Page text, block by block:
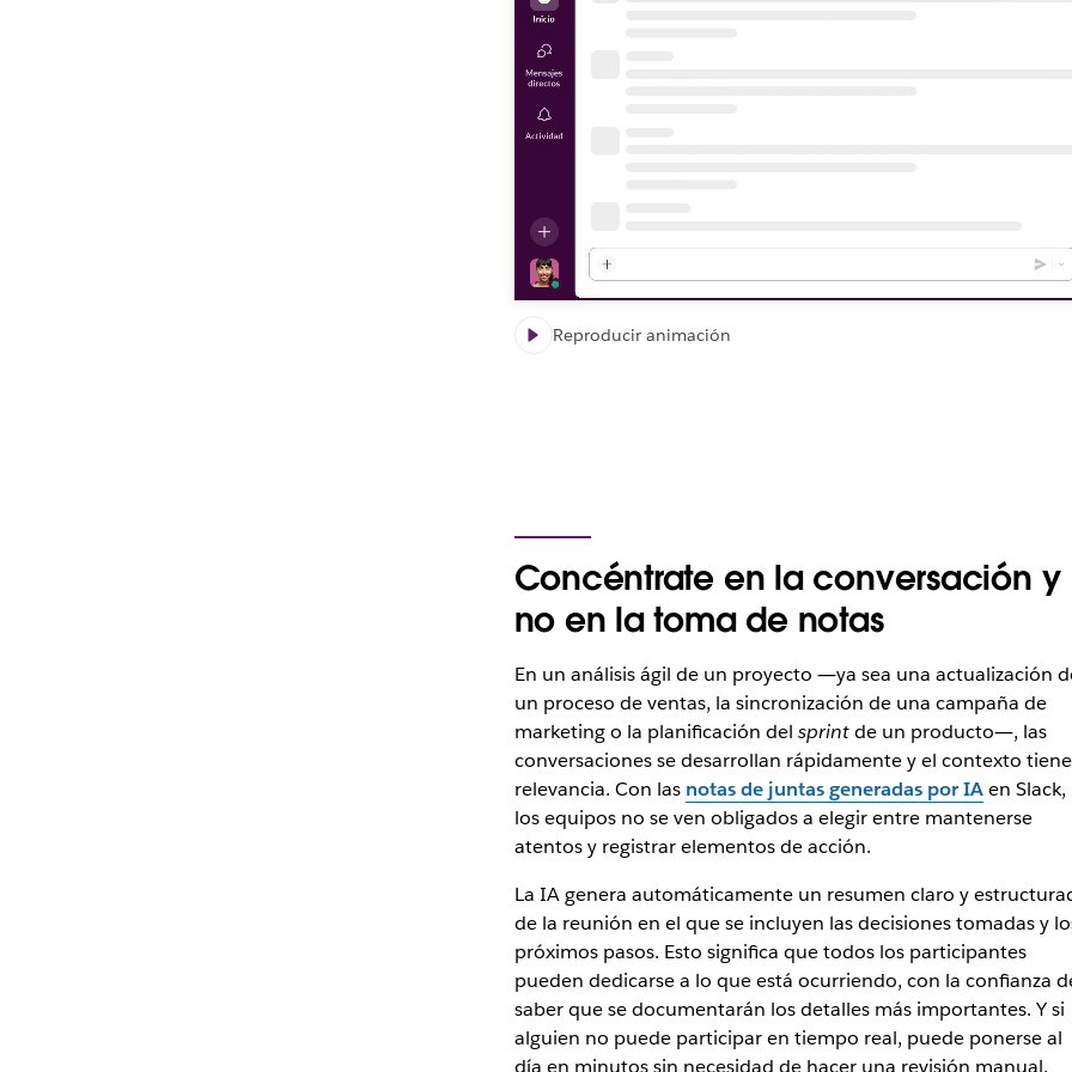
Reproducir animación
Concéntrate en la conversación y
no en la toma de notas
En un análisis ágil de un proyecto ―ya sea una actualización
un proceso de ventas, la sincronización de una campaña de
marketing o la planificación del sprintde un producto―, las
conversaciones se desarrollan rápidamente y el contexto tiene
relevancia. Con las notas de juntas generadas por IAen Slack,
los equipos no se ven obligados a elegir entre mantenerse
atentos y registrar elementos de acción.
La IA genera automáticamente un resumen claro y
de la reunión en el que se incluyen las decisiones tomadas y
próximos pasos. Esto significa que todos los participantes
pueden dedicarse a lo que está ocurriendo, con la confianza
saber que se documentarán los detalles más importantes. Y si
alguien no puede participar en tiempo real, puede ponerse al
día en minutos sin necesidad de hacer una revisión manual.